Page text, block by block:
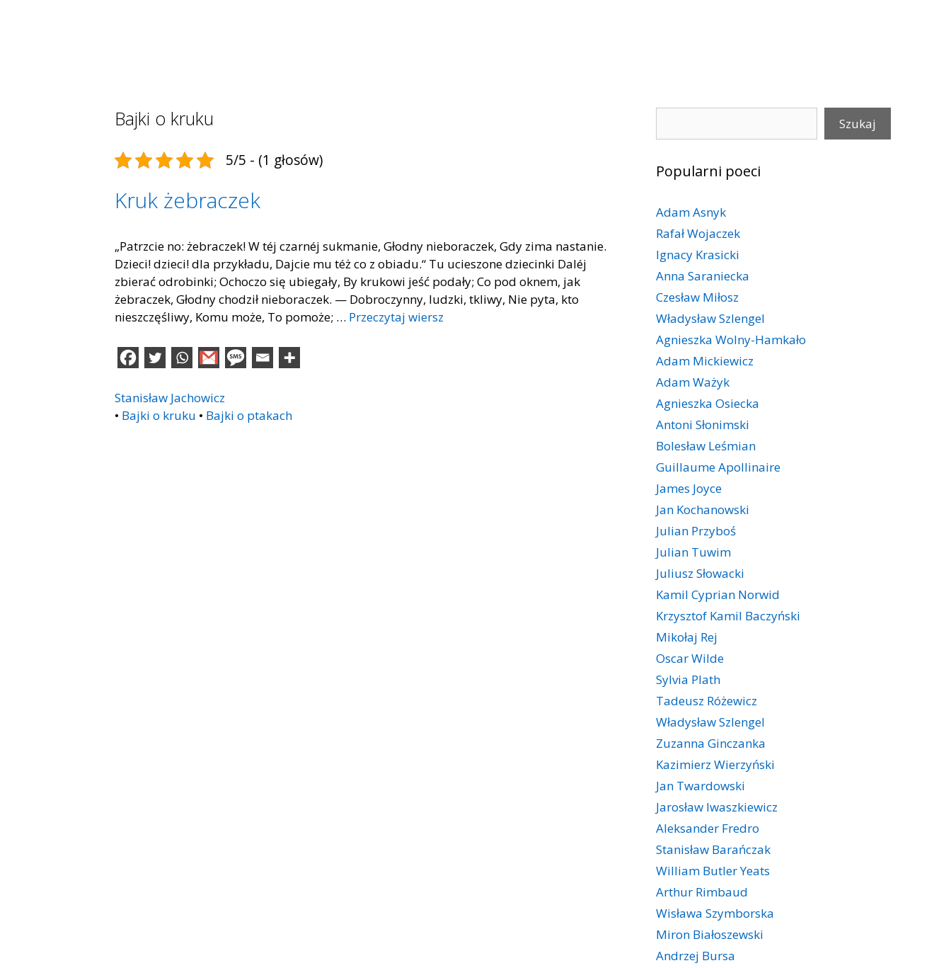
Bajki o kruku
5/5 - (1 głosów)
Kruk żebraczek
„Patrzcie no: żebraczek! W téj czarnéj sukmanie, Głodny nieboraczek, Gdy zima nastanie.
Dzieci! dzieci! dla przykładu, Dajcie mu téż co z obiadu.“ Tu ucieszone dziecinki Daléj
zbierać odrobinki; Ochoczo się ubiegały, By krukowi jeść podały; Co pod oknem, jak
żebraczek, Głodny chodził nieboraczek. — Dobroczynny, ludzki, tkliwy, Nie pyta, kto
nieszczęśliwy, Komu może, To pomoże; … Przeczytaj wiersz
Stanisław Jachowicz
• Bajki o kruku • Bajki o ptakach
Szukaj
Popularni poeci
Adam Asnyk
Rafał Wojaczek
Ignacy Krasicki
Anna Saraniecka
Czesław Miłosz
Władysław Szlengel
Agnieszka Wolny-Hamkało
Adam Mickiewicz
Adam Ważyk
Agnieszka Osiecka
Antoni Słonimski
Bolesław Leśmian
Guillaume Apollinaire
James Joyce
Jan Kochanowski
Julian Przyboś
Julian Tuwim
Juliusz Słowacki
Kamil Cyprian Norwid
Krzysztof Kamil Baczyński
Mikołaj Rej
Oscar Wilde
Sylvia Plath
Tadeusz Różewicz
Władysław Szlengel
Zuzanna Ginczanka
Kazimierz Wierzyński
Jan Twardowski
Jarosław Iwaszkiewicz
Aleksander Fredro
Stanisław Barańczak
William Butler Yeats
Arthur Rimbaud
Wisława Szymborska
Miron Białoszewski
Andrzej Bursa